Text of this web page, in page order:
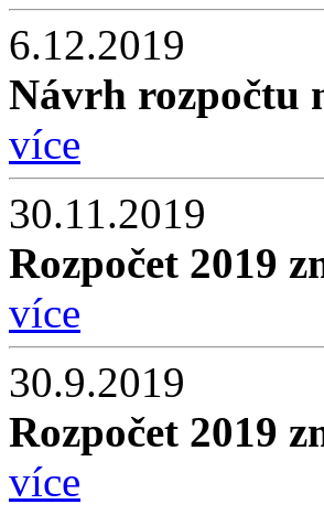
6.12.2019
Návrh rozpočtu
více
30.11.2019
Rozpočet 2019
více
30.9.2019
Rozpočet 2019
více